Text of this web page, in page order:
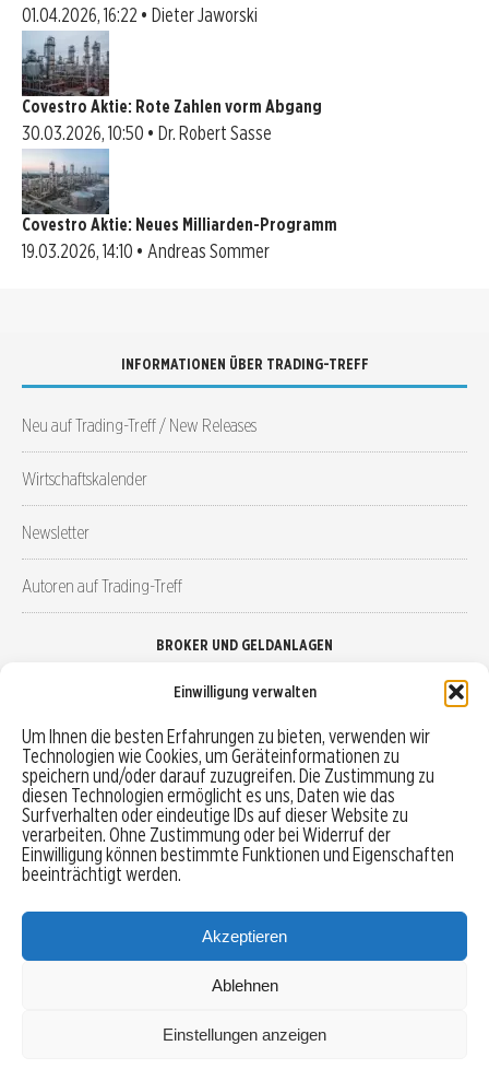
Einwilligung verwalten
Um Ihnen die besten Erfahrungen zu bieten, verwenden wir
Technologien wie Cookies, um Geräteinformationen zu
speichern und/oder darauf zuzugreifen. Die Zustimmung zu
diesen Technologien ermöglicht es uns, Daten wie das
Surfverhalten oder eindeutige IDs auf dieser Website zu
verarbeiten. Ohne Zustimmung oder bei Widerruf der
Einwilligung können bestimmte Funktionen und Eigenschaften
beeinträchtigt werden.
Akzeptieren
Ablehnen
Einstellungen anzeigen
01.04.2026, 16:22 • Dieter Jaworski
Covestro Aktie: Rote Zahlen vorm Abgang
30.03.2026, 10:50 • Dr. Robert Sasse
Covestro Aktie: Neues Milliarden-Programm
19.03.2026, 14:10 • Andreas Sommer
INFORMATIONEN ÜBER TRADING-TREFF
Neu auf Trading-Treff / New Releases
Wirtschaftskalender
Newsletter
Autoren auf Trading-Treff
BROKER UND GELDANLAGEN
Robo-Advisor vergleichen
Depotvergleich
Festgeld vergleichen
Tagesgeld vergleichen